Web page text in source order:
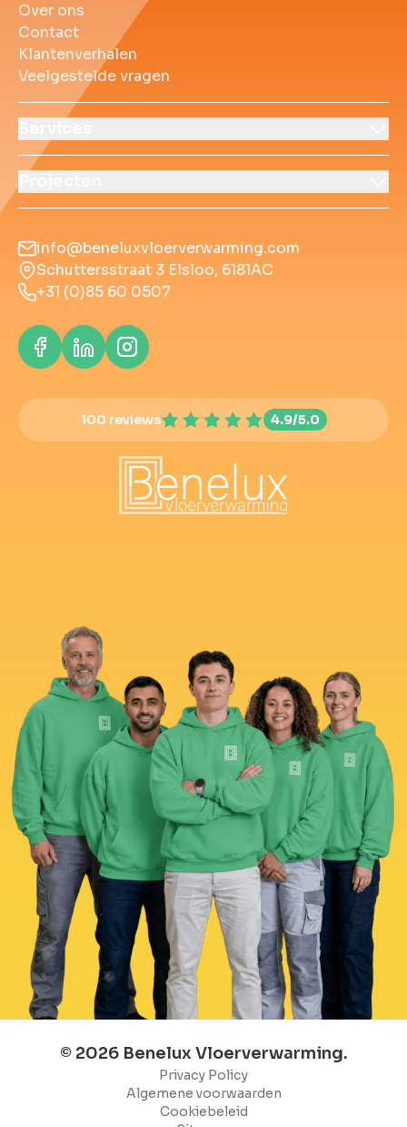
Over ons
Contact
Klantenverhalen
Veelgestelde vragen
info@beneluxvloerverwarming.com
Schuttersstraat 3 Elsloo, 6181AC
+31 (0)85 60 0507
100 reviews 4.9/5.0
© 2026 Benelux Vloerverwarming.
Privacy Policy
Algemene voorwaarden
Cookiebeleid